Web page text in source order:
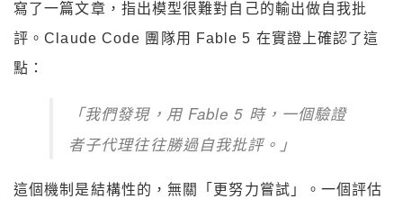
寫了一篇文章，指出模型很難對自己的輸出做自我批
評。Claude Code 團隊用 Fable 5 在實證上確認了這
點：
「我們發現，用 Fable 5 時，一個驗證
者子代理往往勝過自我批評。」
這個機制是結構性的，無關「更努力嘗試」。一個評估